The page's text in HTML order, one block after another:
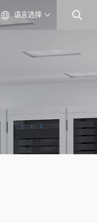
语言选择